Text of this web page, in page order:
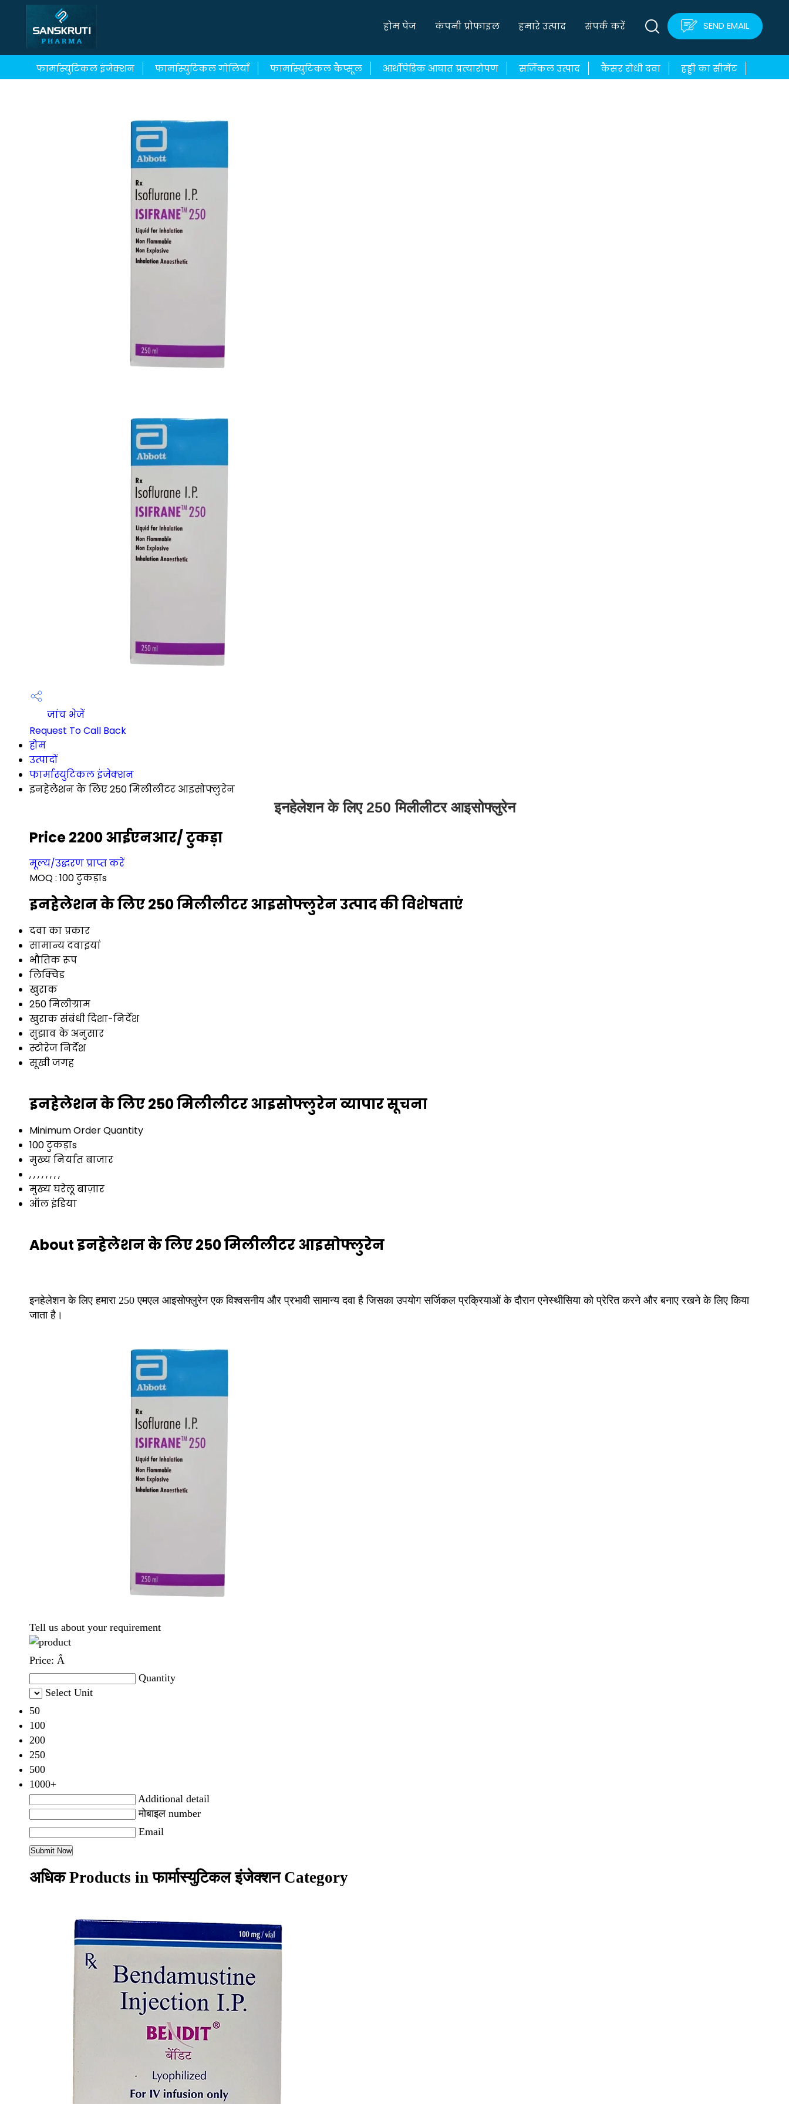
होम पेज कंपनी प्रोफाइल हमारे उत्पाद संपर्क करें SEND EMAIL
फार्मास्युटिकल इंजेक्शन फार्मास्युटिकल गोलियाँ फार्मास्युटिकल कैप्सूल आर्थोपेडिक आघात प्रत्यारोपण सर्जिकल उत्पाद कैंसर रोधी दवा
हड्डी का सीमेंट
Common Medicines & Drugs
Anti Infective Drugs & Medicines
Cancer, TB & Tumor Drugs
Cancer, TB & Tumor Drugs
Medical & Hospital Disposables
जांच भेजें
Request To Call Back
होम
उत्पादों
फार्मास्युटिकल इंजेक्शन
इनहेलेशन के लिए 250 मिलीलीटर आइसोफ्लुरेन
इनहेलेशन के लिए 250 मिलीलीटर आइसोफ्लुरेन
Price 2200 आईएनआर/ टुकड़ा
मूल्य/उद्धरण प्राप्त करें
MOQ : 100 टुकड़ाs
इनहेलेशन के लिए 250 मिलीलीटर आइसोफ्लुरेन उत्पाद की विशेषताएं
दवा का प्रकार
सामान्य दवाइयां
भौतिक रूप
लिक्विड
खुराक
250 मिलीग्राम
खुराक संबंधी दिशा-निर्देश
सुझाव के अनुसार
स्टोरेज निर्देश
सूखी जगह
इनहेलेशन के लिए 250 मिलीलीटर आइसोफ्लुरेन व्यापार सूचना
Minimum Order Quantity
100 टुकड़ाs
मुख्य निर्यात बाजार
, , , , , , , ,
मुख्य घरेलू बाज़ार
ऑल इंडिया
About इनहेलेशन के लिए 250 मिलीलीटर आइसोफ्लुरेन
इनहेलेशन के लिए हमारा 250 एमएल आइसोफ्लुरेन एक विश्वसनीय और प्रभावी सामान्य दवा है जिसका उपयोग सर्जिकल प्रक्रियाओं के दौरान एनेस्थीसिया को प्रेरित करने और बनाए रखने के लिए किया
जाता है।
Tell us about your requirement
Price: Â
Quantity
Select Unit
50
100
200
250
500
1000+
Additional detail
मोबाइल number
Email
अधिक Products in फार्मास्युटिकल इंजेक्शन Category